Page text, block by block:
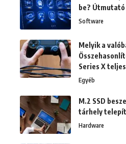
be?
Software
Melyik a
Series X
Egyéb
M.2 SSD
tárhely
Hardware